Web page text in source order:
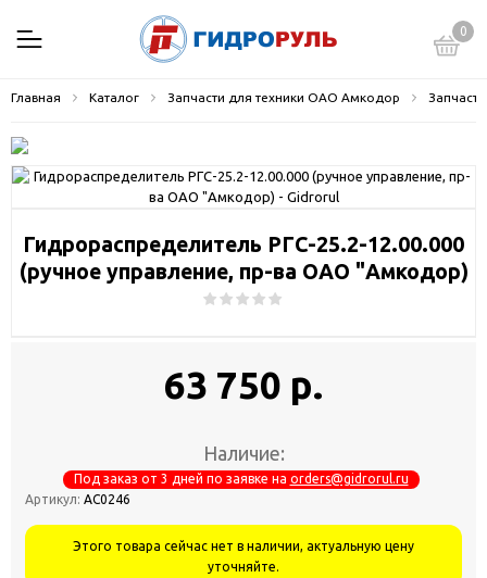
0
Главная Каталог Запчасти для техники ОАО Амкодор
Гидрораспределитель РГС-25.2-12.00.000
(ручное управление, пр-ва ОАО "Амкодор)
63 750 р.
Наличие:
Под заказ от 3 дней по заявке на orders@gidrorul.ru
Артикул: АС0246
Этого товара сейчас нет в наличии, актуальную цену
уточняйте.